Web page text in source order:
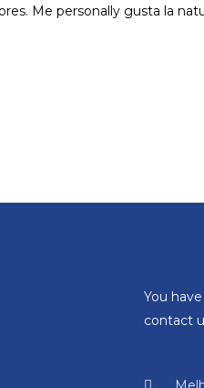
Me personally gusta la
You
contact